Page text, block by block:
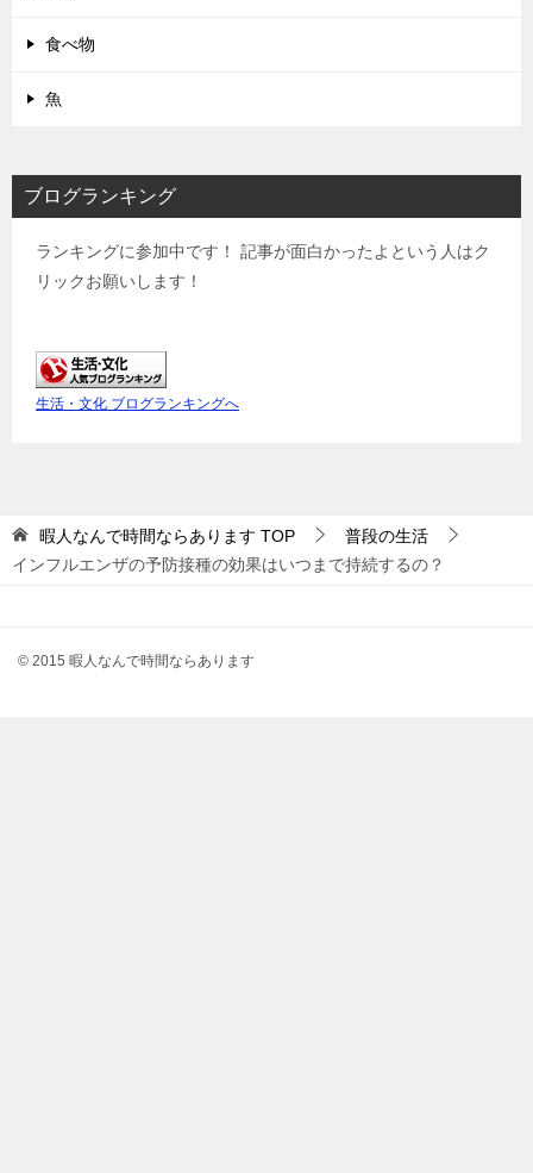
食べ物
魚
ブログランキング
ランキングに参加中です！ 記事が面白かったよという人はク
リックお願いします！
生活・文化 ブログランキングへ
暇人なんで時間ならあります TOP
普段の生活
インフルエンザの予防接種の効果はいつまで持続するの？
© 2015 暇人なんで時間ならあります